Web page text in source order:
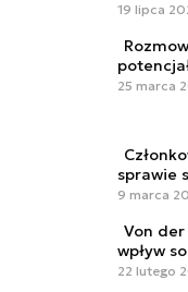
19 lipca
25 marca
sprawie
9 marca
Von
wpływ
22 lutego